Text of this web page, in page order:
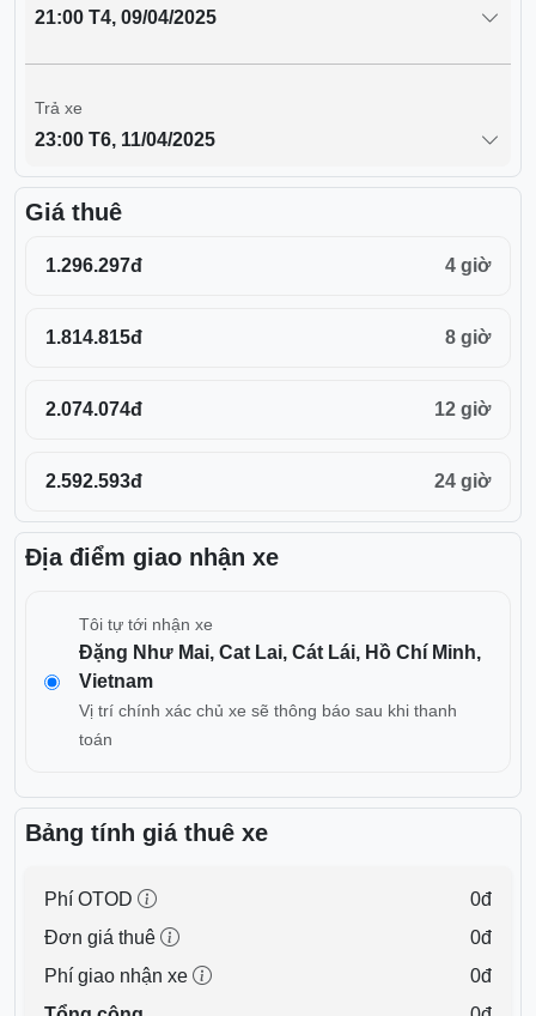
21:00 T4, 09/04/2025
Trả xe
23:00 T6, 11/04/2025
Giá thuê
1.296.297đ 4 giờ
1.814.815đ 8 giờ
2.074.074đ 12 giờ
2.592.593đ 24 giờ
Địa điểm giao nhận xe
Tôi tự tới nhận xe
Đặng Như Mai, Cat Lai, Cát Lái, Hồ Chí Minh,
Vietnam
Vị trí chính xác chủ xe sẽ thông báo sau khi thanh
toán
Bảng tính giá thuê xe
Phí OTOD
0đ
Đơn giá thuê
0đ
Phí giao nhận xe
0đ